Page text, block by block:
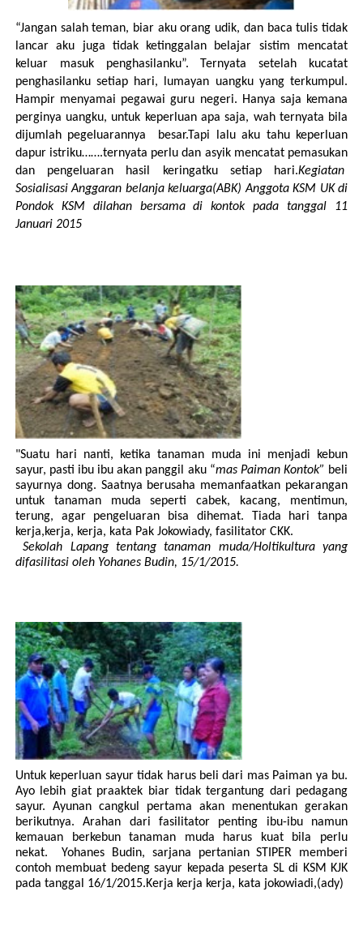
“Jangan salah teman, biar aku orang udik, dan baca tulis tidak
lancar aku juga tidak ketinggalan belajar sistim mencatat
keluar masuk penghasilanku”. Ternyata setelah kucatat
penghasilanku setiap hari, lumayan uangku yang terkumpul.
Hampir menyamai pegawai guru negeri. Hanya saja kemana
perginya uangku, untuk keperluan apa saja, wah ternyata bila
dijumlah pegeluarannya besar.Tapi lalu aku tahu keperluan
dapur istriku…….ternyata perlu dan asyik mencatat pemasukan
dan pengeluaran hasil keringatku setiap hari.Kegiatan
Sosialisasi Anggaran belanja keluarga(ABK) Anggota KSM UK di
Pondok KSM dilahan bersama di kontok pada tanggal 11
Januari 2015
"Suatu hari nanti, ketika tanaman muda ini menjadi kebun
sayur, pasti ibu ibu akan panggil aku “mas Paiman Kontok” beli
sayurnya dong. Saatnya berusaha memanfaatkan pekarangan
untuk tanaman muda seperti cabek, kacang, mentimun,
terung, agar pengeluaran bisa dihemat. Tiada hari tanpa
kerja,kerja, kerja, kata Pak Jokowiady, fasilitator CKK.
Sekolah Lapang tentang tanaman muda/Holtikultura yang
difasilitasi oleh Yohanes Budin, 15/1/2015.
Untuk keperluan sayur tidak harus beli dari mas Paiman ya bu.
Ayo lebih giat praaktek biar tidak tergantung dari pedagang
sayur. Ayunan cangkul pertama akan menentukan gerakan
berikutnya. Arahan dari fasilitator penting ibu-ibu namun
kemauan berkebun tanaman muda harus kuat bila perlu
nekat.
Yohanes Budin, sarjana pertanian STIPER memberi
contoh membuat bedeng sayur kepada peserta SL di KSM KJK
pada tanggal 16/1/2015.Kerja kerja kerja, kata jokowiadi,(ady)